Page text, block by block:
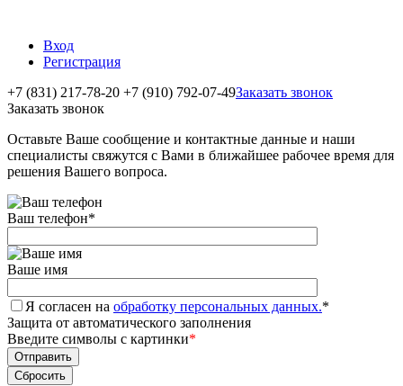
Вход
Регистрация
+7 (831) 217-78-20 +7 (910) 792-07-49Заказать звонок
Заказать звонок
Оставьте Ваше сообщение и контактные данные и наши
специалисты свяжутся с Вами в ближайшее рабочее время для
решения Вашего вопроса.
Ваш телефон*
Ваше имя
Я согласен на обработку персональных данных.*
Защита от автоматического заполнения
Введите символы с картинки*